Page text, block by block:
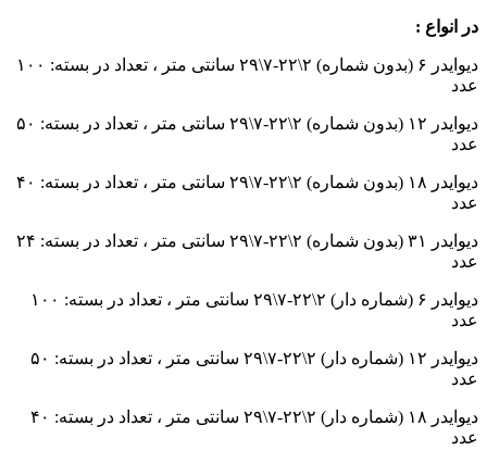
در انواع :
دیوایدر ۶ (بدون شماره) ۲\۲۲-۷\۲۹ سانتی متر ، تعداد در بسته: ۱۰۰
عدد
دیوایدر ۱۲ (بدون شماره) ۲\۲۲-۷\۲۹ سانتی متر ، تعداد در بسته: ۵۰
عدد
دیوایدر ۱۸ (بدون شماره) ۲\۲۲-۷\۲۹ سانتی متر ، تعداد در بسته: ۴۰
عدد
دیوایدر ۳۱ (بدون شماره) ۲\۲۲-۷\۲۹ سانتی متر ، تعداد در بسته: ۲۴
عدد
دیوایدر ۶ (شماره دار) ۲\۲۲-۷\۲۹ سانتی متر ، تعداد در بسته: ۱۰۰
عدد
دیوایدر ۱۲ (شماره دار) ۲\۲۲-۷\۲۹ سانتی متر ، تعداد در بسته: ۵۰
عدد
دیوایدر ۱۸ (شماره دار) ۲\۲۲-۷\۲۹ سانتی متر ، تعداد در بسته: ۴۰
عدد